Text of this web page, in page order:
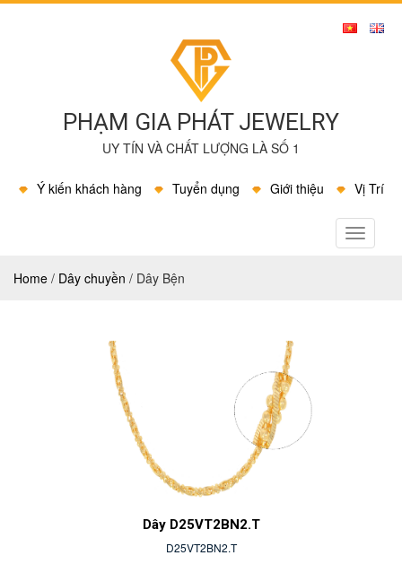
PHẠM GIA PHÁT JEWELRY
UY TÍN VÀ CHẤT LƯỢNG LÀ SỐ 1
Ý kiến khách hàng Tuyển dụng Giới thiệu Vị Trí
MENU
Home / Dây chuyền / Dây Bện
Dây D25VT2BN2.T
D25VT2BN2.T